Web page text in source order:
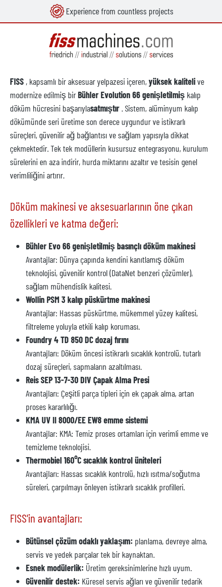
Experience from countless projects
FISS , kapsamlı bir aksesuar yelpazesi içeren,yüksek kalitelive
modernize edilmiş birBühler Evolution 66 genişletilmiş kalıp
döküm hücresini başarıylasatmıştır. Sistem, alüminyum kalıp
dökümünde seri üretime son derece uygundur ve istikrarlı
süreçleri, güvenilir ağ bağlantısı ve sağlam yapısıyla dikkat
çekmektedir. Tek tek modüllerin kusursuz entegrasyonu, kurulum
sürelerini en aza indirir, hurda miktarını azaltır ve tesisin genel
verimliliğini artırır.
Döküm makinesi ve aksesuarlarının öne çıkan
özellikleri ve katma değeri:
Bühler Evo 66 genişletilmiş basınçlı döküm makinesi
Avantajlar: Dünya çapında kendini kanıtlamış döküm
teknolojisi, güvenilir kontrol (DataNet benzeri çözümler),
sağlam mühendislik kalitesi.
Wollin PSM 3 kalıp püskürtme makinesi
Avantajlar: Hassas püskürtme, mükemmel yüzey kalitesi,
filtreleme yoluyla etkili kalıp koruması.
Foundry 4 TD 850 DC dozaj fırını
Avantajları: Döküm öncesi istikrarlı sıcaklık kontrolü, tutarlı
dozaj süreçleri, sapmaların azaltılması.
Reis SEP 13-7-30 DIV Çapak Alma Presi
Avantajları: Çeşitli parça tipleri için ek çapak alma, artan
proses kararlılığı.
KMA UV II 8000/EE EW8 emme sistemi
Avantajlar: KMA: Temiz proses ortamları için verimli emme ve
temizleme teknolojisi.
Thermobiel 160°C sıcaklık kontrol üniteleri
Avantajları: Hassas sıcaklık kontrolü, hızlı ısıtma/soğutma
süreleri, çarpılmayı önleyen istikrarlı sıcaklık profilleri.
FISS'in avantajları:
Bütünsel çözüm odaklı yaklaşım: planlama, devreye alma,
servis ve yedek parçalar tek bir kaynaktan.
Esnek modülerlik: Üretim gereksinimlerine hızlı uyum.
Güvenilir destek: Küresel servis ağları ve güvenilir tedarik